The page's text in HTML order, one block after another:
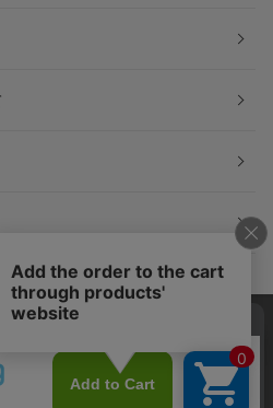
個人情報保護方針
よびコンテンツの最適な提供、ト
Cookieを使用しています。
、Cookieの利用に同意したことも